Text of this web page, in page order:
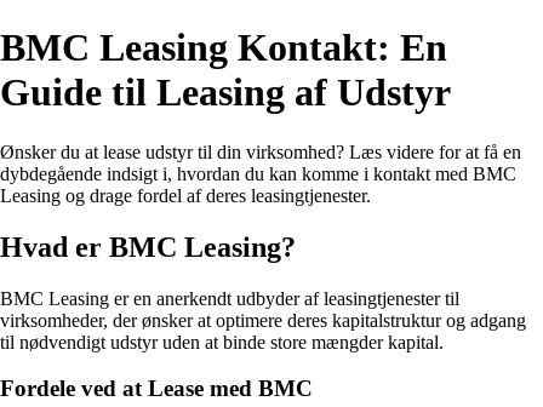
BMC Leasing Kontakt: En
Guide til Leasing af Udstyr
Ønsker du at lease udstyr til din virksomhed? Læs videre for at få en
dybdegående indsigt i, hvordan du kan komme i kontakt med BMC
Leasing og drage fordel af deres leasingtjenester.
Hvad er BMC Leasing?
BMC Leasing er en anerkendt udbyder af leasingtjenester til
virksomheder, der ønsker at optimere deres kapitalstruktur og adgang
til nødvendigt udstyr uden at binde store mængder kapital.
Fordele ved at Lease med BMC